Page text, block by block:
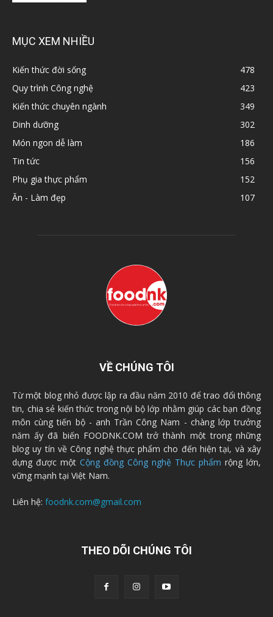
MỤC XEM NHIỀU
Kiến thức đời sống
478
Quy trình Công nghệ
423
Kiến thức chuyên ngành
349
Dinh dưỡng
302
Món ngon dễ làm
186
Tin tức
156
Phụ gia thực phẩm
152
Ăn - Làm đẹp
107
VỀ CHÚNG TÔI
Từ một blog nhỏ được lập ra đầu năm 2010 để trao đổi thông
tin, chia sẻ kiến thức trong nội bộ lớp nhằm giúp các bạn đồng
môn cùng tiến bộ - anh Trần Công Nam - chàng lớp trưởng
năm ấy đã biến FOODNK.COM trở thành một trong những
blog uy tín về Công nghệ thực phẩm cho đến hiện tại, và xây
dựng được một Cộng đồng Công nghệ Thực phẩm rộng lớn,
vững mạnh tại Việt Nam.
Liên hệ: foodnk.com@gmail.com
THEO DÕI CHÚNG TÔI